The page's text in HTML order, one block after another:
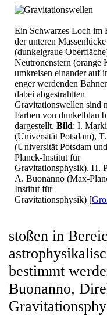
Ein Schwarzes Loch im
der unteren Massenlücke
(dunkelgraue
Neutronenstern (orange
umkreisen einander auf
enger werdenden
dabei abgestrahlten
Gravitationswellen sind
Farben von dunkelblau
dargestellt. Bild: I.
(Universität Potsdam),
(Universität Potsdam
Planck-Institut für
Gravitationsphysik), H.
A. Buonanno (Max-
Institut für
Gravitationsphysik) [
stoßen in
bestimmt
Buonanno,